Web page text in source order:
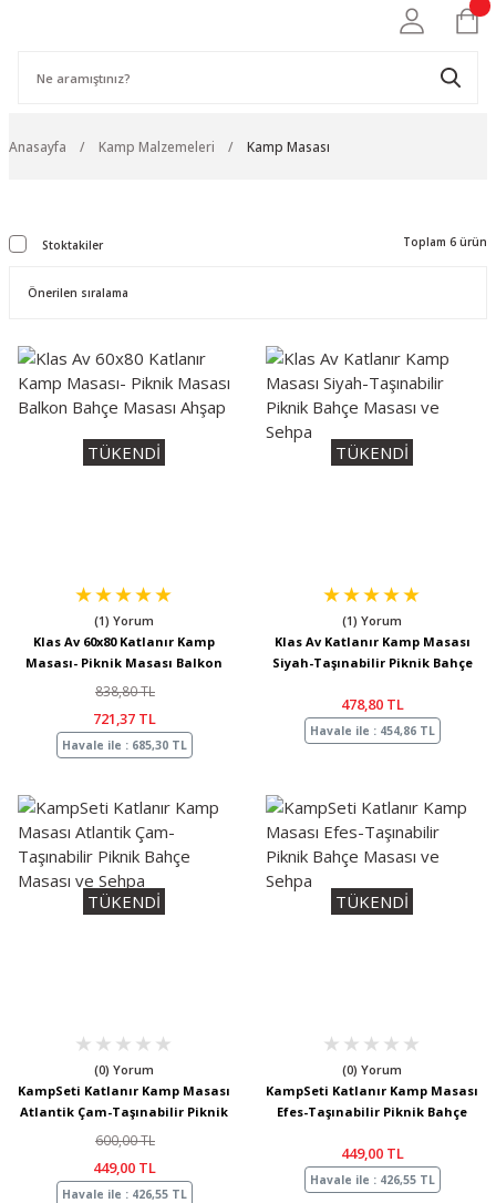
Anasayfa Kamp Malzemeleri Kamp Masası
Stoktakiler Toplam 6 ürün
TÜKENDİ
(1) Yorum
Klas Av 60x80 Katlanır Kamp
Masası- Piknik Masası Balkon
Bahçe Masası Ahşap
838,80 TL
721,37 TL
Havale ile : 685,30 TL
TÜKENDİ
(1) Yorum
Klas Av Katlanır Kamp Masası
Siyah-Taşınabilir Piknik Bahçe
478,80 TL
Havale ile : 454,86 TL
TÜKENDİ
(0) Yorum
KampSeti Katlanır Kamp Masası
Atlantik Çam-Taşınabilir Piknik
Bahçe Masası ve Sehpa
600,00 TL
449,00 TL
Havale ile : 426,55 TL
TÜKENDİ
(0) Yorum
KampSeti Katlanır Kamp Masası
Efes-Taşınabilir Piknik Bahçe
449,00 TL
Havale ile : 426,55 TL